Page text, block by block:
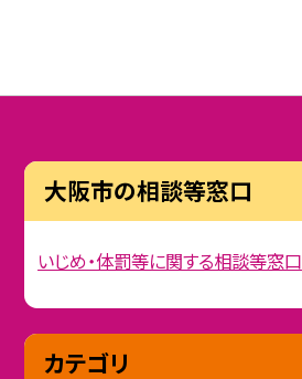
大阪市の相談等窓口
いじめ・体罰等に関する相談等窓口
カテゴリ